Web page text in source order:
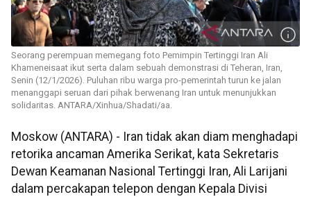
Seorang perempuan memegang foto Pemimpin Tertinggi Iran Ali
Khameneisaat ikut serta dalam sebuah demonstrasi di Teheran, Iran,
Senin (12/1/2026). Puluhan ribu warga pro-pemerintah turun ke jalan
menanggapi seruan dari pihak berwenang Iran untuk menunjukkan
solidaritas. ANTARA/Xinhua/Shadati/aa.
Moskow (ANTARA) - Iran tidak akan diam menghadapi
retorika ancaman Amerika Serikat, kata Sekretaris
Dewan Keamanan Nasional Tertinggi Iran, Ali Larijani
dalam percakapan telepon dengan Kepala Divisi